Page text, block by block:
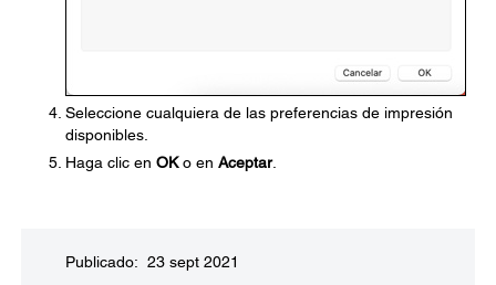
Seleccione cualquiera de las preferencias de impresión
disponibles.
Haga clic en OKo en Aceptar.
Publicado: 23 sept 2021